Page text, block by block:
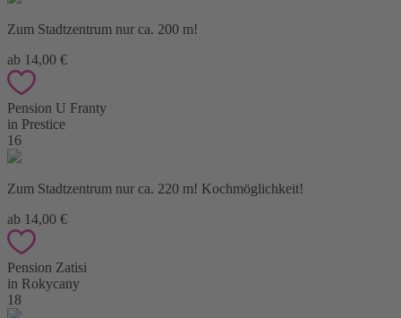
Zum Stadtzentrum nur ca. 200 m!
ab 14,00 €
Pension U Franty
in Prestice
16
Zum Stadtzentrum nur ca. 220 m! Kochmöglichkeit!
ab 14,00 €
Pension Zatisi
in Rokycany
18